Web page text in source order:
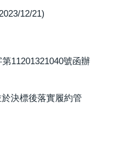
12/21)
11201321040號函辦
決標後落實履約管